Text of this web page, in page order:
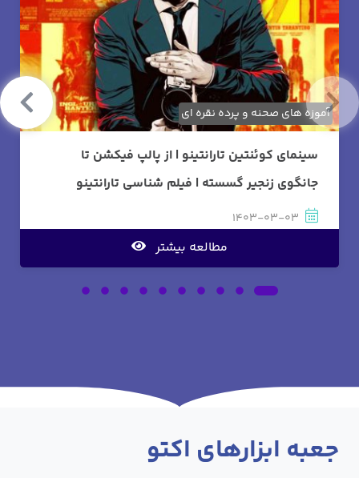
آموزه های صحنه و پرده نقره ای
سینمای کوئنتین تارانتینو | از پالپ فیکشن تا
جانگوی زنجیر گسسته | فیلم شناسی تارانتینو
مطالعه بیشتر
جعبه ابزارهای اکتو